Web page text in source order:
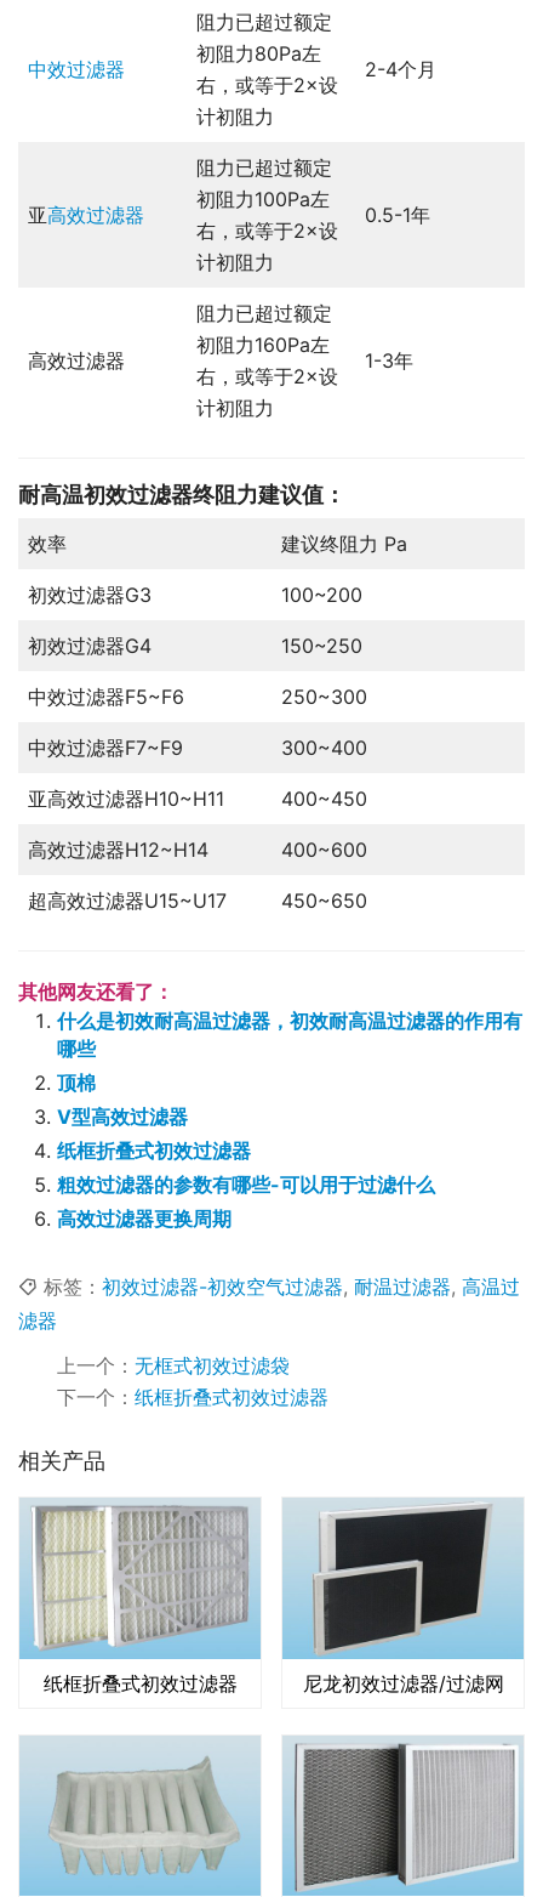
中效过滤器
阻力已超过额定
初阻力80Pa左
右，或等于2×设
计初阻力
2-4个月
亚高效过滤器
阻力已超过额定
初阻力100Pa左
右，或等于2×设
计初阻力
0.5-1年
高效过滤器
阻力已超过额定
初阻力160Pa左
右，或等于2×设
计初阻力
1-3年
耐高温初效过滤器终阻力建议值：
效率 建议终阻力 Pa
初效过滤器G3 100~200
初效过滤器G4 150~250
中效过滤器F5~F6 250~300
中效过滤器F7~F9 300~400
亚高效过滤器H10~H11 400~450
高效过滤器H12~H14 400~600
超高效过滤器U15~U17 450~650
其他网友还看了：
什么是初效耐高温过滤器，初效耐高温过滤器的作用有
哪些
顶棉
V型高效过滤器
纸框折叠式初效过滤器
粗效过滤器的参数有哪些-可以用于过滤什么
高效过滤器更换周期
标签： 初效过滤器-初效空气过滤器, 耐温过滤器, 高温过
滤器
上一个： 无框式初效过滤袋
下一个： 纸框折叠式初效过滤器
相关产品
纸框折叠式初效过滤器 尼龙初效过滤器/过滤网